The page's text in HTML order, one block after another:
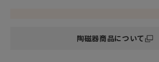
陶磁器商品について